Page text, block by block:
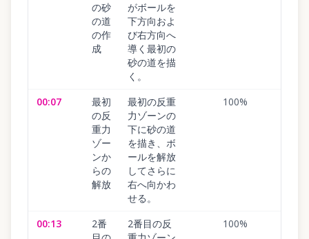
の砂
の道
の作
成
がボールを
下方向およ
び右方向へ
導く最初の
砂の道を描
く。
00:07
最初
の反
重力
ゾー
ンか
らの
解放
最初の反重
力ゾーンの
下に砂の道
を描き、ボ
ールを解放
してさらに
右へ向かわ
せる。
100%
00:13
2番
2番目の反
100%